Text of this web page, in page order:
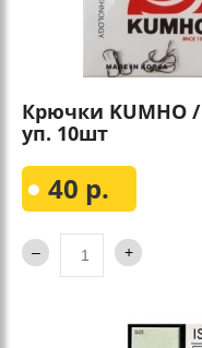
Крючки KUMHO /
уп. 10шт
40 р.